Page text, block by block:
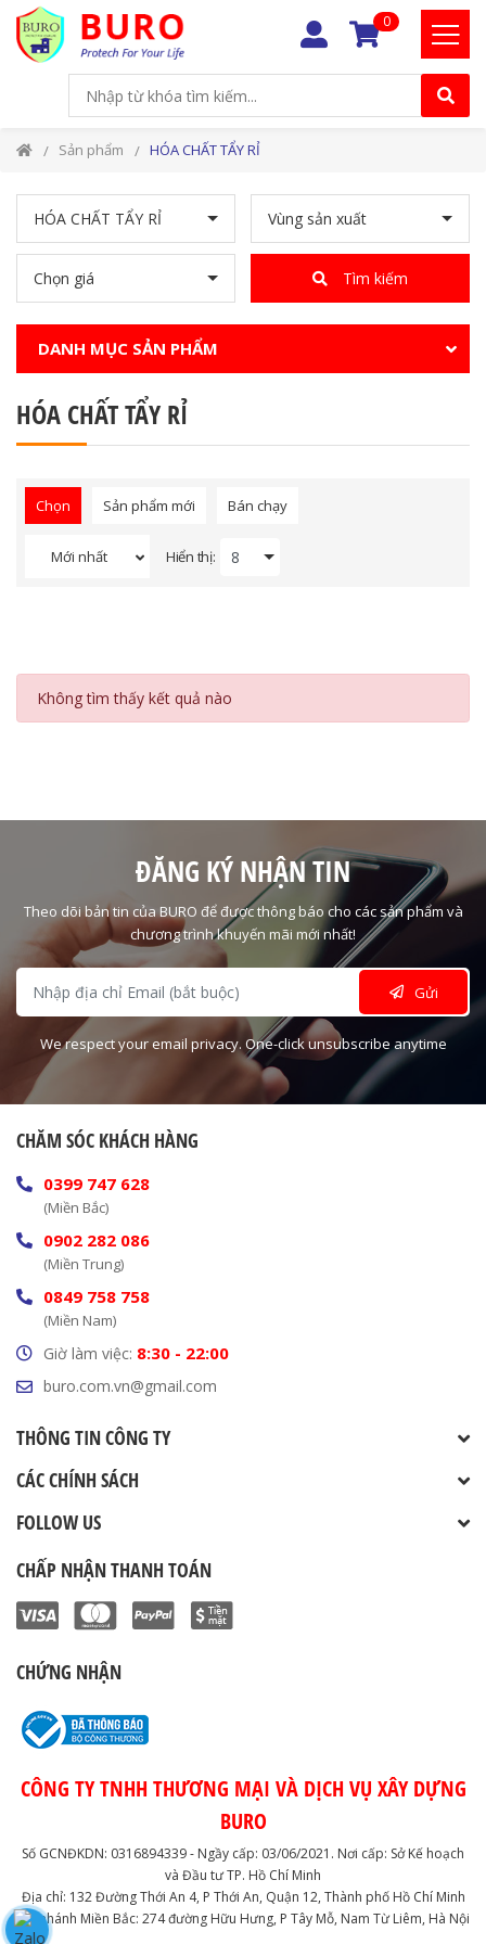
0
Sản phẩm HÓA CHẤT TẨY RỈ
HÓA CHẤT TẨY RỈ Vùng sản xuất
Chọn giá Tìm kiếm
DANH MỤC SẢN PHẨM
HÓA CHẤT TẨY RỈ
Chọn Sản phẩm mới Bán chạy
Mới nhất Hiển thị:
Không tìm thấy kết quả nào
ĐĂNG KÝ NHẬN TIN
Theo dõi bản tin của BURO để được thông báo cho các sản phẩm và
chương trình khuyến mãi mới nhất!
Gửi
We respect your email privacy. One-click unsubscribe anytime
CHĂM SÓC KHÁCH HÀNG
0399 747 628
(Miền Bắc)
0902 282 086
(Miền Trung)
0849 758 758
(Miền Nam)
Giờ làm việc: 8:30 - 22:00
buro.com.vn@gmail.com
THÔNG TIN CÔNG TY
CÁC CHÍNH SÁCH
FOLLOW US
CHẤP NHẬN THANH TOÁN
CHỨNG NHẬN
CÔNG TY TNHH THƯƠNG MẠI VÀ DỊCH VỤ XÂY DỰNG
BURO
Số GCNĐKDN: 0316894339 - Ngầy cấp: 03/06/2021. Nơi cấp: Sở Kế hoạch
và Đầu tư TP. Hồ Chí Minh
Địa chỉ: 132 Đường Thới An 4, P Thới An, Quận 12, Thành phố Hồ Chí Minh
Chi nhánh Miền Bắc: 274 đường Hữu Hưng, P Tây Mỗ, Nam Từ Liêm, Hà Nội